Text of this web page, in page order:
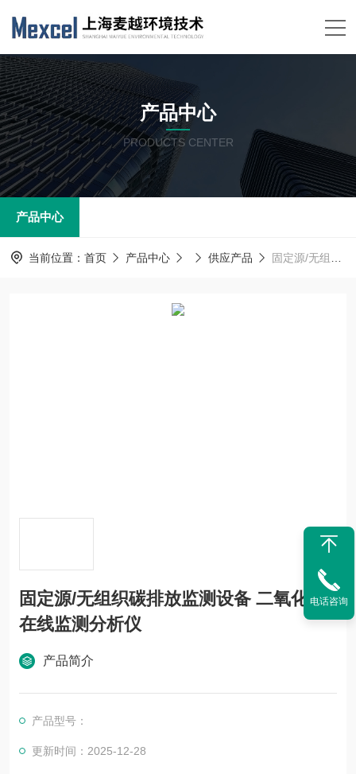
产品中心
PRODUCTS CENTER
产品中心
当前位置： 首页 产品中心 供应产品 固定源/无组织碳排放监测设备 二氧化碳在线监测分析仪
固定源/无组织碳排放监测设备 二氧化碳
在线监测分析仪
产品简介
产品型号：
更新时间：2025-12-28
电话咨询